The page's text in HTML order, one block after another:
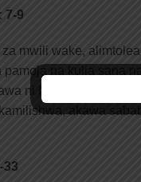
7-9
mwili wake,
pamoja na kulia sana
ni Mwana,
akawa
33